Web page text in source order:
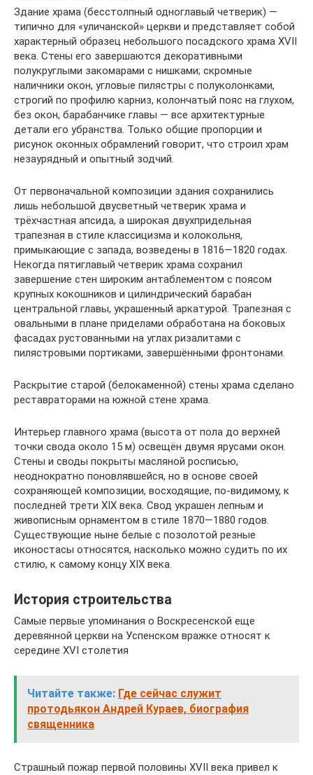
Здание храма (бесстолпный одноглавый четверик) —
типично для «уличанской» церкви и представляет собой
характерный образец небольшого посадского храма XVII
века. Стены его завершаются декоративными
полукруглыми закомарами с нишками; скромные
наличники окон, угловые пилястры с полуколонками,
строгий по профилю карниз, колончатый пояс на глухом,
без окон, барабанчике главы — все архитектурные
детали его убранства. Только общие пропорции и
рисунок оконных обрамлений говорит, что строил храм
незаурядный и опытный зодчий.
От первоначальной композиции здания сохранились
лишь небольшой двусветный четверик храма и
трёхчастная апсида, а широкая двухпридельная
трапезная в стиле классицизма и колокольня,
примыкающие с запада, возведены в 1816—1820 годах.
Некогда пятиглавый четверик храма сохранил
завершение стен широким антаблементом с поясом
крупных кокошников и цилиндрический барабан
центральной главы, украшенный аркатурой. Трапезная с
овальными в плане приделами обработана на боковых
фасадах рустованными на углах ризалитами с
пилястровыми портиками, завершёнными фронтонами.
Раскрытие старой (белокаменной) стены храма сделано
реставраторами на южной стене храма.
Интерьер главного храма (высота от пола до верхней
точки свода около 15 м) освещён двумя ярусами окон.
Стены и своды покрыты масляной росписью,
неоднократно поновлявшейся, но в основе своей
сохраняющей композиции, восходящие, по-видимому, к
последней трети XIX века. Свод украшен лепным и
живописным орнаментом в стиле 1870—1880 годов.
Существующие ныне белые с позолотой резные
иконостасы относятся, насколько можно судить по их
стилю, к самому концу XIX века.
История строительства
Самые первые упоминания о Воскресенской еще
деревянной церкви на Успенском вражке относят к
середине XVI столетия
Читайте также: Где сейчас служит
протодьякон Андрей Кураев, биография
священника
Страшный пожар первой половины XVII века привел к